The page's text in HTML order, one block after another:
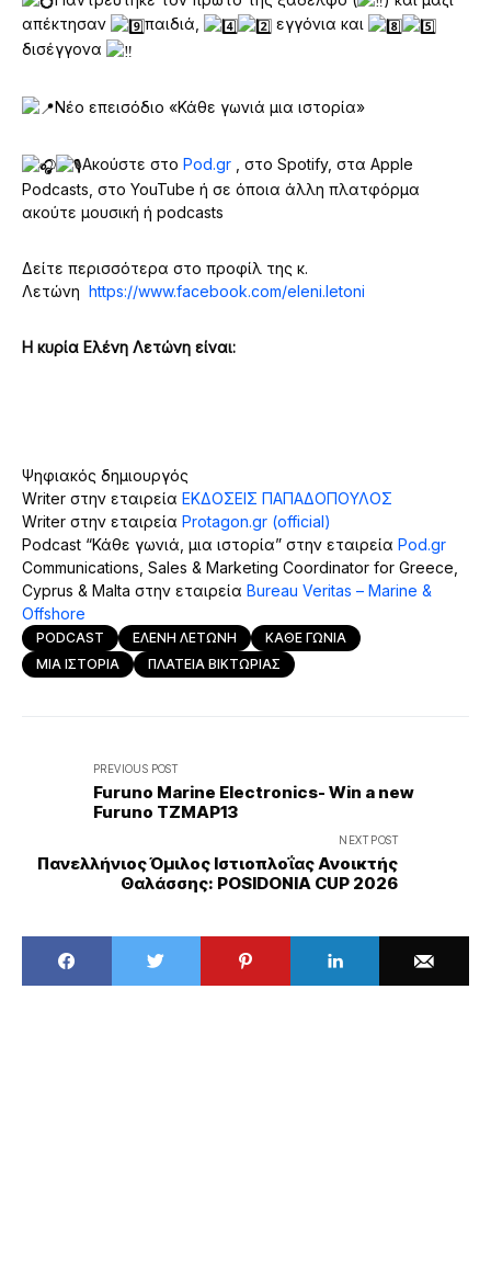
απέκτησαν
παιδιά,
εγγόνια και
δισέγγονα
Νέο επεισόδιο «Κάθε γωνιά μια ιστορία»
Ακούστε στο Pod.gr , στο Spotify, στα Apple
Podcasts, στο YouTube ή σε όποια άλλη πλατφόρμα
ακούτε μουσική ή podcasts
Δείτε περισσότερα στο προφίλ της κ.
Λετώνη https://www.facebook.com/eleni.letoni
Η κυρία Ελένη Λετώνη είναι:
Ψηφιακός δημιουργός
Writer στην εταιρεία ΕΚΔΟΣΕΙΣ ΠΑΠΑΔΟΠΟΥΛΟΣ
Writer στην εταιρεία Protagon.gr (official)
Podcast “Κάθε γωνιά, μια ιστορία” στην εταιρεία Pod.gr
Communications, Sales & Marketing Coordinator for Greece,
Cyprus & Malta στην εταιρεία Bureau Veritas – Marine &
Offshore
PODCAST ΕΛΕΝΗ ΛΕΤΩΝΗ
ΚΑΘΕ ΓΩΝΙΑ
ΜΙΑ ΙΣΤΟΡΙΑ
ΠΛΑΤΕΙΑ ΒΙΚΤΩΡΙΑΣ
PREVIOUS POST
Furuno Marine Electronics- Win a new
Furuno TZMAP13
NEXT POST
Πανελλήνιος Όμιλος Ιστιοπλοΐας Ανοικτής
Θαλάσσης: POSIDONIA CUP 2026